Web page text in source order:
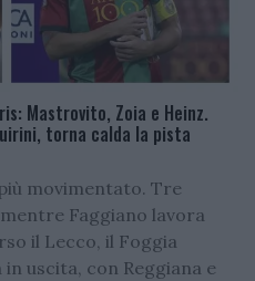
Mastrovito, Zoia e Heinz.
torna calda la pista
movimentato. Tre
Faggiano lavora
il Lecco, il Foggia
uscita, con Reggiana e